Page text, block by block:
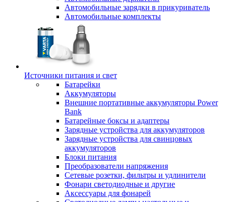
Автомобильные зарядки в прикуриватель
Автомобильные комплекты
Источники питания и свет
Батарейки
Аккумуляторы
Внешние портативные аккумуляторы Power
Bank
Батарейные боксы и адаптеры
Зарядные устройства для аккумуляторов
Зарядные устройства для свинцовых
аккумуляторов
Блоки питания
Преобразователи напряжения
Сетевые розетки, фильтры и удлинители
Фонари светодиодные и другие
Аксессуары для фонарей